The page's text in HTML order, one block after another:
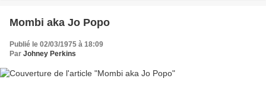
Mombi aka Jo Popo
Publié le 02/03/1975 à 18:09
Par Johney Perkins